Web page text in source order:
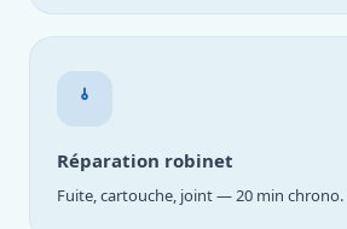
Réparation robinet
Fuite, cartouche, joint — 20 min chrono.